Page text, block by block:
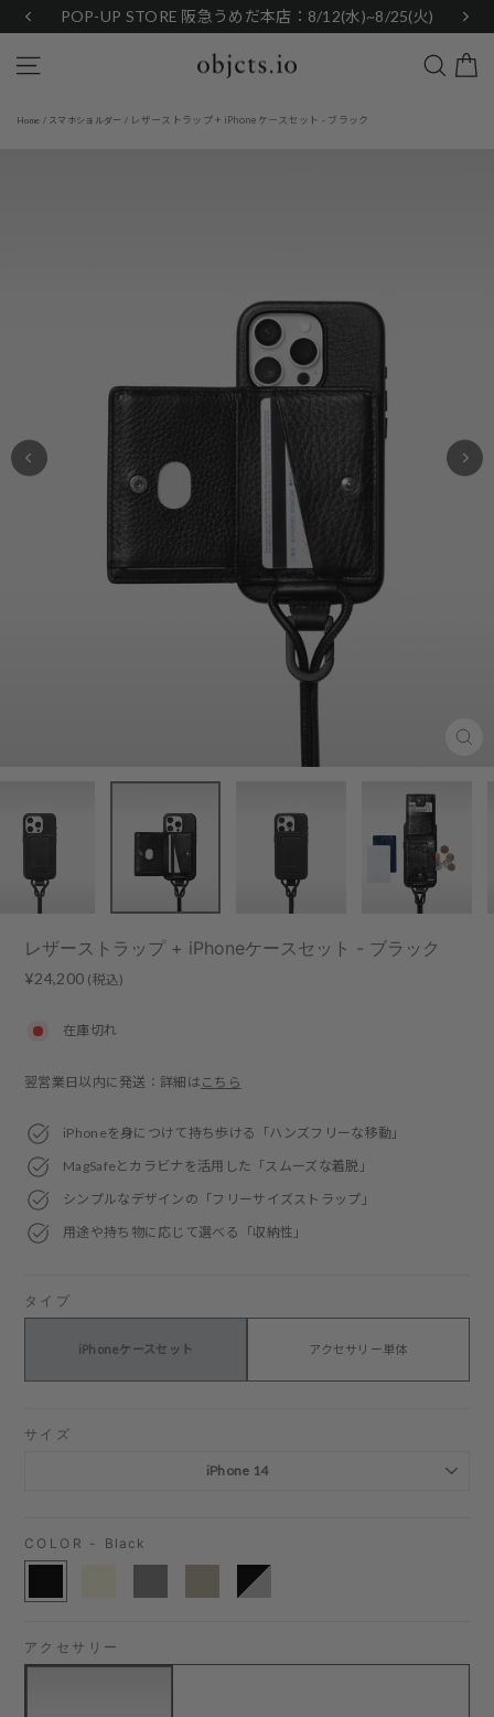
content
POP-UP STORE 阪急うめだ本店：8/12(水)~8/25(火)
Search
Home / スマホショルダー / レザーストラップ + iPhoneケースセット - ブラック
レザーストラップ + iPhoneケースセット - ブラック
Regular
¥24,200 (税込)
在庫切れ
翌営業日以内に発送：詳細は こちら
iPhoneを身につけて持ち歩ける「ハンズフリーな移動」
MagSafeとカラビナを活用した「スムーズな着脱」
シンプルなデザインの「フリーサイズストラップ」
用途や持ち物に応じて選べる「収納性」
タイプ
iPhoneケースセット アクセサリー単体
サイズ
COLOR - Black
アクセサリー